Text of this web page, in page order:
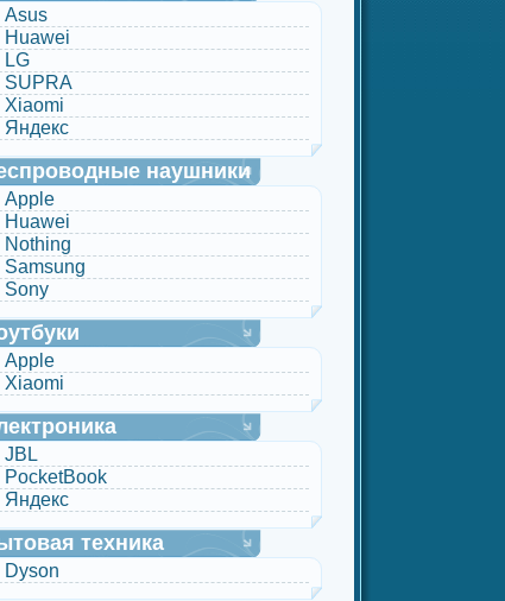
Asus
Huawei
LG
SUPRA
Xiaomi
Яндекс
наушники
Apple
Huawei
Nothing
Samsung
Sony
Apple
Xiaomi
JBL
PocketBook
Яндекс
техника
Dyson